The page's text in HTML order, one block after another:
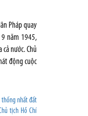
Pháp quay
năm 1945,
nước. Chủ
động cuộc
thống nhất đất
tịch Hồ Chí